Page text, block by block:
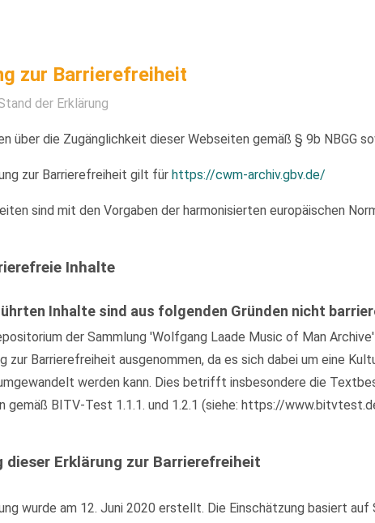
zur Barrierefreiheit
der Erklärung
über die Zugänglichkeit dieser Webseiten gemäß § 9b NBGG
zur Barrierefreiheit gilt für https://cwm-archiv.gbv.de/
sind mit den Vorgaben der harmonisierten europäischen
Inhalte
Inhalte sind aus folgenden Gründen nicht
der Sammlung 'Wolfgang Laade Music of Man
zur Barrierefreiheit ausgenommen, da es sich dabei um eine
werden kann. Dies betrifft insbesondere die
gemäß BITV-Test 1.1.1. und 1.2.1 (siehe: https://
dieser Erklärung zur Barrierefreiheit
wurde am 12. Juni 2020 erstellt. Die Einschätzung basiert